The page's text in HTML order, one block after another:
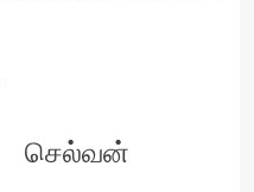
செல்வன்